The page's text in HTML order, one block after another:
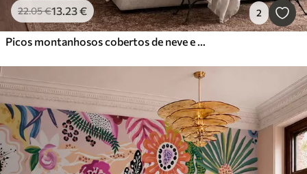
22.05€13 .23€ 2